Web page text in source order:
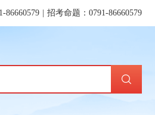
86660579 | 招考命题：0791-86660579